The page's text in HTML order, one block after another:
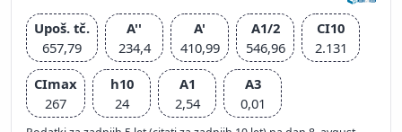
Upoš. tč.
657,79
A''
234,4
A'
410,99
A1/2
546,96
CI10
2.131
CImax
267
h10
24
A1
2,54
A3
0,01